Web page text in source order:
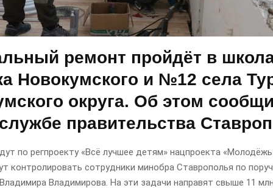
ремонт пройдёт в
Новокумского и №12 села
округа. Об этом
правительства
по регпроекту «Всё лучшее детям» нацпроекта
контролировать сотрудники минобра Ставрополья по
Владимирова. На эти задачи направят свыше 11